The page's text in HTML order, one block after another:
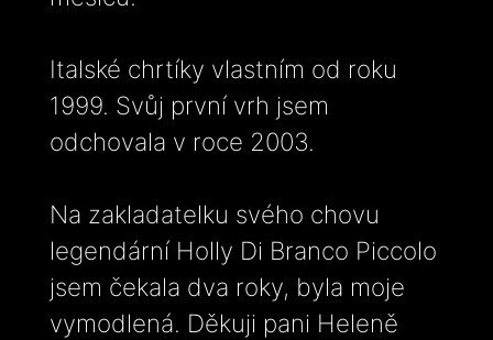
Italské chrtíky vlastním od roku
1999. Svůj první vrh jsem
odchovala v roce 2003.
Na zakladatelku svého chovu
legendární Holly Di Branco Piccolo
jsem čekala dva roky, byla moje
vymodlená. Děkuji pani Heleně